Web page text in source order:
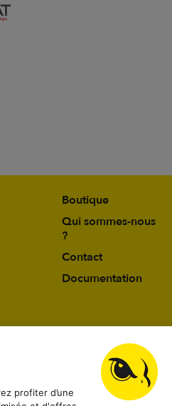
Boutique
Qui sommes-nous
?
Contact
Documentation
Charleville-